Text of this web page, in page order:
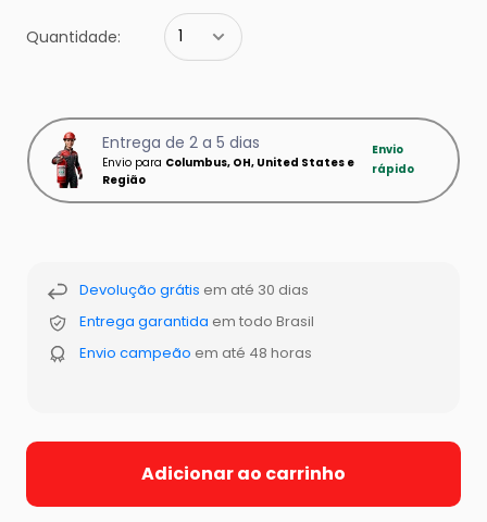
Quantidade:
Entrega de 2 a 5 dias
Envio para Columbus, OH, United States e
Região
Envio
rápido
Devolução grátis em até 30 dias
Entrega garantida em todo Brasil
Envio campeão em até 48 horas
Adicionar ao carrinho